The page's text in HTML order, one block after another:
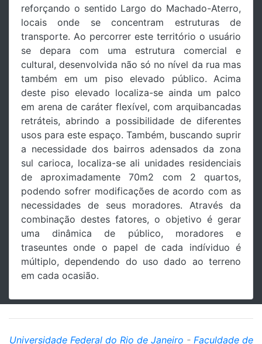
reforçando o sentido Largo do Machado-Aterro,
locais onde se concentram estruturas de
transporte. Ao percorrer este território o usuário
se depara com uma estrutura comercial e
cultural, desenvolvida não só no nível da rua mas
também em um piso elevado público. Acima
deste piso elevado localiza-se ainda um palco
em arena de caráter flexível, com arquibancadas
retráteis, abrindo a possibilidade de diferentes
usos para este espaço. Também, buscando suprir
a necessidade dos bairros adensados da zona
sul carioca, localiza-se ali unidades residenciais
de aproximadamente 70m2 com 2 quartos,
podendo sofrer modificações de acordo com as
necessidades de seus moradores. Através da
combinação destes fatores, o objetivo é gerar
uma dinâmica de público, moradores e
traseuntes onde o papel de cada indíviduo é
múltiplo, dependendo do uso dado ao terreno
em cada ocasião.
Universidade Federal do Rio de Janeiro - Faculdade de